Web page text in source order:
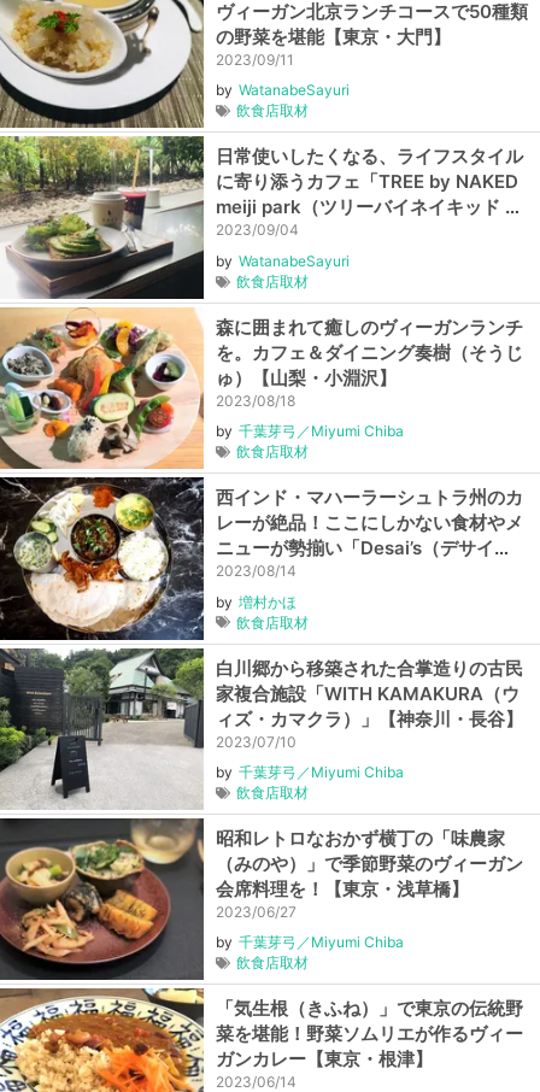
ヴィーガン北京ランチコースで50種類
の野菜を堪能【東京・大門】
2023/09/11
by WatanabeSayuri
飲食店取材
日常使いしたくなる、ライフスタイル
に寄り添うカフェ「TREE by NAKED
meiji park（ツリーバイネイキッド メ
イジパーク）」【東京・神宮前】
2023/09/04
by WatanabeSayuri
飲食店取材
森に囲まれて癒しのヴィーガンランチ
を。カフェ＆ダイニング奏樹（そうじ
ゅ）【山梨・小淵沢】
2023/08/18
by 千葉芽弓／Miyumi Chiba
飲食店取材
西インド・マハーラーシュトラ州のカ
レーが絶品！ここにしかない食材やメ
ニューが勢揃い「Desai’s（デサイ
ズ）」【東京・船堀】
2023/08/14
by 増村かほ
飲食店取材
白川郷から移築された合掌造りの古民
家複合施設「WITH KAMAKURA（ウ
ィズ・カマクラ）」【神奈川・長谷】
2023/07/10
by 千葉芽弓／Miyumi Chiba
飲食店取材
昭和レトロなおかず横丁の「味農家
（みのや）」で季節野菜のヴィーガン
会席料理を！【東京・浅草橋】
2023/06/27
by 千葉芽弓／Miyumi Chiba
飲食店取材
「気生根（きふね）」で東京の伝統野
菜を堪能！野菜ソムリエが作るヴィー
ガンカレー【東京・根津】
2023/06/14